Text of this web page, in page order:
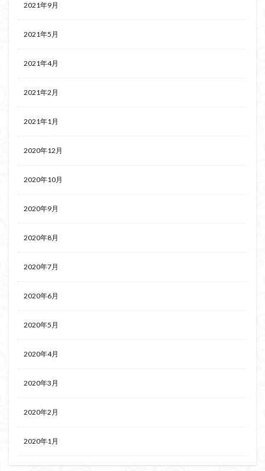
2021年9月
2021年5月
2021年4月
2021年2月
2021年1月
2020年12月
2020年10月
2020年9月
2020年8月
2020年7月
2020年6月
2020年5月
2020年4月
2020年3月
2020年2月
2020年1月